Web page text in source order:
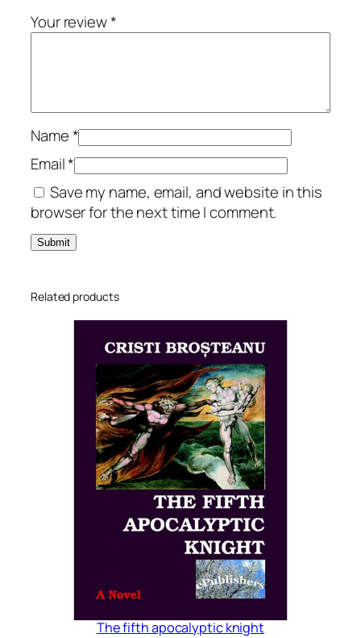
E
s
u
a
n
t
t
y
Your review*
Name*
Email*
Save my name, email, and website in this
browser for the next time I comment.
Related products
The fifth apocalyptic knight